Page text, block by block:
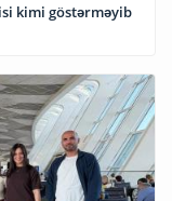
kimi göstərməyib